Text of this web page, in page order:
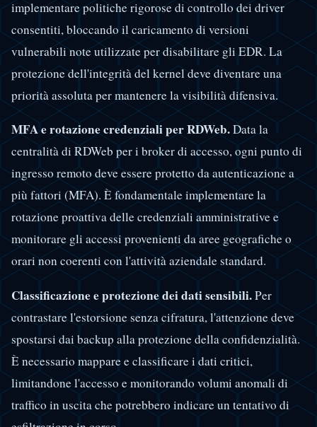
implementare politiche rigorose di controllo dei driver
consentiti, bloccando il caricamento di versioni
vulnerabili note utilizzate per disabilitare gli EDR. La
protezione dell'integrità del kernel deve diventare una
priorità assoluta per mantenere la visibilità difensiva.
MFA e rotazione credenziali per RDWeb.Data la
centralità di RDWeb per i broker di accesso, ogni punto di
ingresso remoto deve essere protetto da autenticazione a
più fattori (MFA). È fondamentale implementare la
rotazione proattiva delle credenziali amministrative e
monitorare gli accessi provenienti da aree geografiche o
orari non coerenti con l'attività aziendale standard.
Classificazione e protezione dei dati sensibili.Per
contrastare l'estorsione senza cifratura, l'attenzione deve
spostarsi dai backup alla protezione della confidenzialità.
È necessario mappare e classificare i dati critici,
limitandone l'accesso e monitorando volumi anomali di
traffico in uscita che potrebbero indicare un tentativo di